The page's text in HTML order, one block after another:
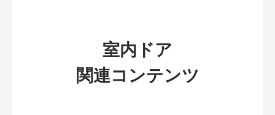
室内ドア
関連コンテンツ